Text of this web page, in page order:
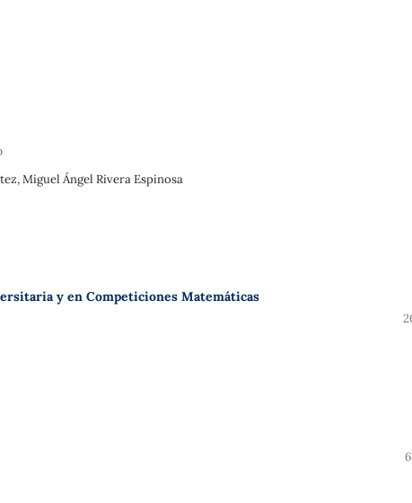
Miguel Ángel Rivera Espinosa
y en Competiciones Matemáticas